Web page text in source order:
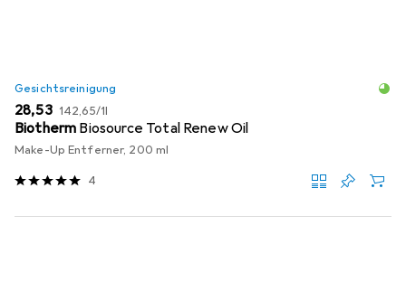
Gesichtsreinigung
EUR
28,53 EUR
142,65/1l
Biotherm Biosource Total Renew Oil
Make-Up Entferner, 200 ml
4